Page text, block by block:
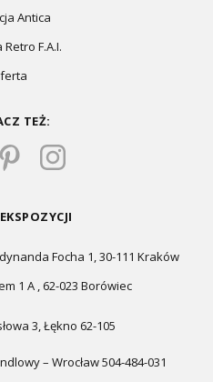
Antica
F.A.I.
TEŻ:
Focha 1, 30-111 Kraków
1 A , 62-023 Borówiec
3, Łękno 62-105
– Wrocław 504-484-031